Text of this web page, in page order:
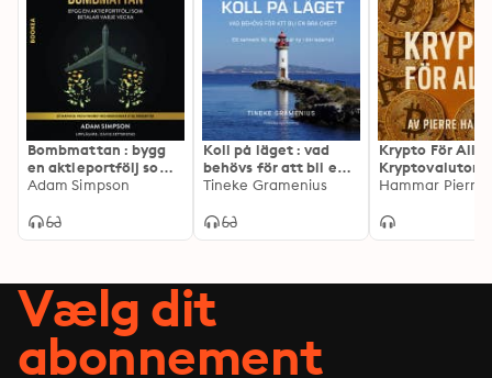
Bombmattan : bygg
en aktieportfölj som
betalar varje vecka
Adam Simpson
Koll på läget : vad
behövs för att bli en
bra chef?
Tineke Gramenius
Krypto För Alla :
Kryptovalutor
förklarat på ett
Hammar Pierre
Vælg dit
abonnement